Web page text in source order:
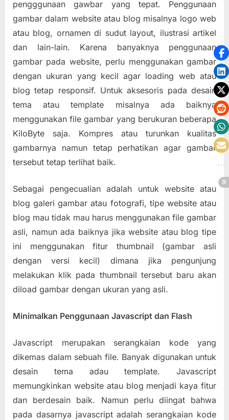
pengggunaan gawbar yang tepat. Penggunaan
gambar dalam website atau blog misalnya logo web
atau blog, ornamen di sudut layout, ilustrasi artikel
dan lain-lain. Karena banyaknya penggunaan
gambar pada website, perlu menggunakan gambar
dengan ukuran yang kecil agar loading web atau
blog tetap responsif. Untuk aksesoris pada desain
tema atau template misalnya ada baiknya
menggunakan file gambar yang berukuran beberapa
KiloByte saja. Kompres atau turunkan kualitas
gambarnya namun tetap perhatikan agar gambar
tersebut tetap terlihat baik.
Sebagai pengecualian adalah untuk website atau
blog galeri gambar atau fotografi, tipe website atau
blog mau tidak mau harus menggunakan file gambar
asli, namun ada baiknya jika website atau blog tipe
ini menggunakan fitur thumbnail (gambar asli
dengan versi kecil) dimana jika pengunjung
melakukan klik pada thumbnail tersebut baru akan
diload gambar dengan ukuran yang asli.
Minimalkan Penggunaan Javascript dan Flash
Javascript merupakan serangkaian kode yang
dikemas dalam sebuah file. Banyak digunakan untuk
desain tema adau template. Javascript
memungkinkan website atau blog menjadi kaya fitur
dan berdesain baik. Namun perlu diingat bahwa
pada dasarnya javascript adalah serangkaian kode